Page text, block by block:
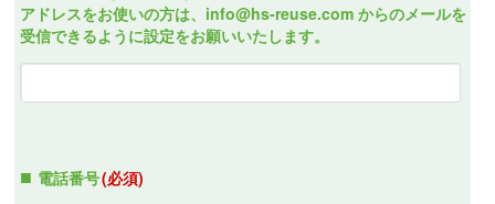
アドレスをお使いの方は、info@hs-reuse.com からのメールを
受信できるように設定をお願いいたします。
電話番号(必須)